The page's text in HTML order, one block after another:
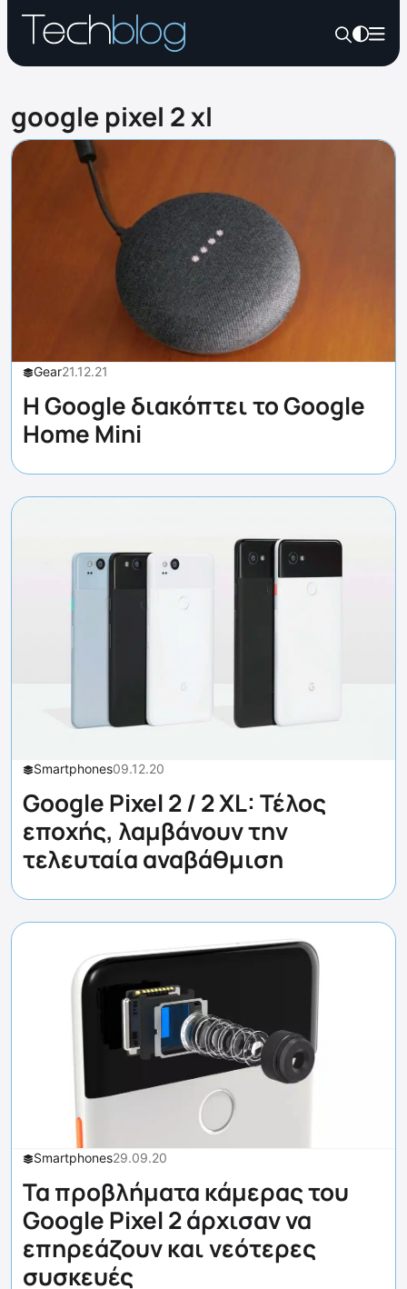
google pixel 2 xl
Gear21.12.21
Η Google διακόπτει το Google
Home Mini
Smartphones09.12.20
Google Pixel 2 / 2 XL: Τέλος
εποχής, λαμβάνουν την
τελευταία αναβάθμιση
Smartphones29.09.20
Τα προβλήματα κάμερας του
Google Pixel 2 άρχισαν να
επηρεάζουν και νεότερες
συσκευές